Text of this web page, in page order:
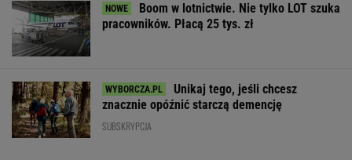
Boom w lotnictwie. Nie tylko LOT szuka
pracowników. Płacą 25 tys. zł
Unikaj tego, jeśli chcesz
znacznie opóźnić starczą demencję
SUBSKRYPCJA